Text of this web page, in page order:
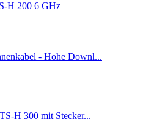
H 200 6 GHz
- Hohe Downl...
H 300 mit Stecker...